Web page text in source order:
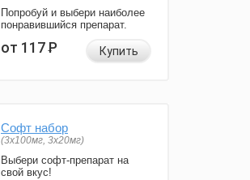
Попробуй и выбери наиболее
понравившийся препарат.
от 117Р Купить
Софт набор
(3x100мг, 3x20мг)
Выбери софт-препарат на
свой вкус!